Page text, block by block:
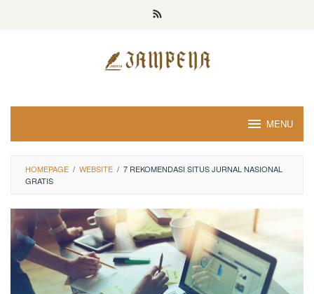
MENU
HOMEPAGE / WEBSITE / 7 REKOMENDASI SITUS JURNAL NASIONAL
GRATIS